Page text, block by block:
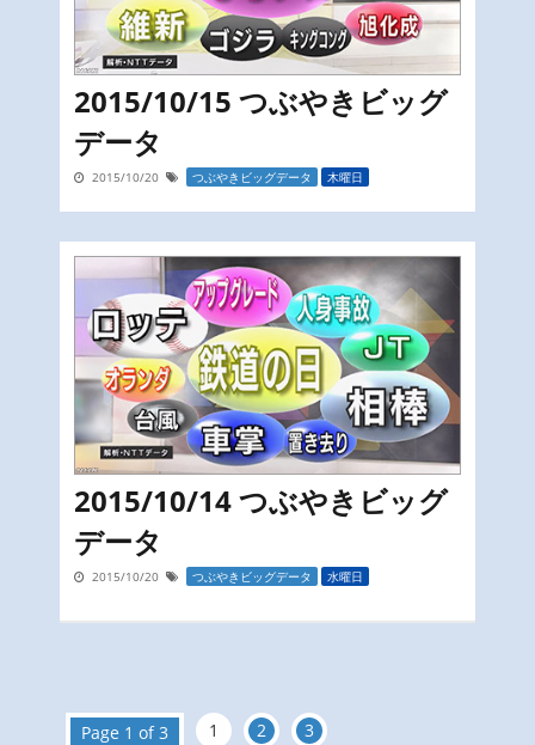
2015/10/15 つぶやきビッグ
データ
2015/10/20 つぶやきビッグデータ 木曜日
2015/10/14 つぶやきビッグ
データ
2015/10/20 つぶやきビッグデータ 水曜日
Page 1 of 3 1 2 3